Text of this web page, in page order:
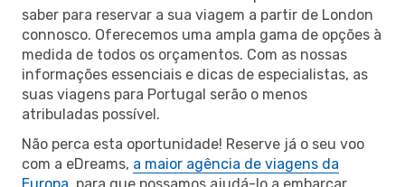
saber para reservar a sua viagem a partir de London
connosco. Oferecemos uma ampla gama de opções à
medida de todos os orçamentos. Com as nossas
informações essenciais e dicas de especialistas, as
suas viagens para Portugal serão o menos
atribuladas possível.
Não perca esta oportunidade! Reserve já o seu voo
com a eDreams, a maior agência de viagens da